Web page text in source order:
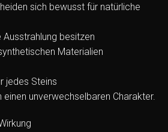
sich bewusst für natürliche
besitzen
Materialien
jedes Steins
unverwechselbaren Charakter.